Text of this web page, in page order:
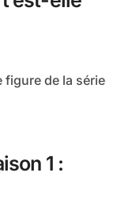
1 :